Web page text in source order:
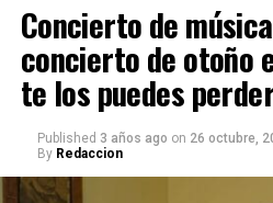
Concierto de
concierto de otoño
te los puedes
Published 3 años ago on 26 octubre,
By Redaccion